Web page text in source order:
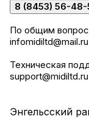
8 (8453) 56-48-
По общим
infomidiltd@mail.ru
Техническая
support@midiltd.ru
Энгельсский